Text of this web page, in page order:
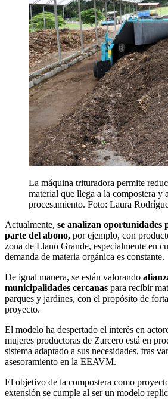
La máquina trituradora permite
material que llega a la compostera y
procesamiento. Foto: Laura
Actualmente, se analizan oportunidades
parte del abono, por ejemplo, con
zona de Llano Grande, especialmente en
demanda de materia orgánica es constante.
De igual manera, se están valorando
municipalidades cercanas para recibir
parques y jardines, con el propósito de
proyecto.
El modelo ha despertado el interés en
mujeres productoras de Zarcero está en
sistema adaptado a sus necesidades, tras
asesoramiento en la EEAVM.
El objetivo de la compostera como
extensión se cumple al ser un modelo